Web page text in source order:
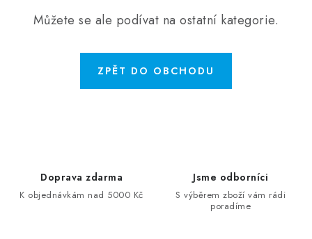
Můžete se ale podívat na ostatní kategorie.
ZPĚT DO OBCHODU
Doprava zdarma
K objednávkám nad 5000 Kč
Jsme odborníci
S výběrem zboží vám rádi
poradíme